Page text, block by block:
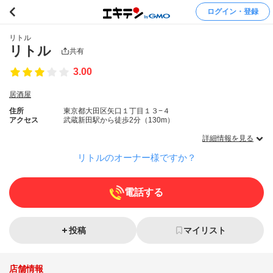
ログイン・登録
リトル
リトル 共有
3.00
居酒屋
住所
東京都大田区矢口１丁目１３−４
アクセス
武蔵新田駅から徒歩2分（130m）
詳細情報を見る
リトルのオーナー様ですか？
電話する
投稿 マイリスト
店舗情報